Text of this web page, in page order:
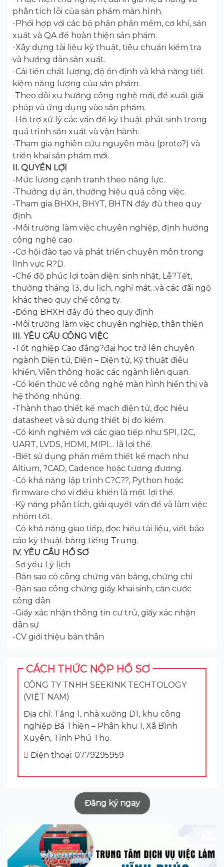
phân tích lỗi của sản phẩm màn hình.
-Phối hợp với các bộ phận phần mềm, cơ khí, sản
xuất và QA để hoàn thiện sản phẩm.
-Xây dựng tài liệu kỹ thuật, tiêu chuẩn kiểm tra
và hướng dẫn sản xuất.
-Cải tiến chất lượng, độ ổn định và khả năng tiết
kiệm năng lượng của sản phẩm.
-Theo dõi xu hướng công nghệ mới, đề xuất giải
pháp và ứng dụng vào sản phẩm.
-Hỗ trợ xử lý các vấn đề kỹ thuật phát sinh trong
quá trình sản xuất và vận hành.
-Tham gia nghiên cứu nguyên mẫu (proto?) và
triển khai sản phẩm mới.
II. QUYỀN LỢI
-Mức lương cạnh tranh theo năng lực.
-Thưởng dự án, thưởng hiệu quả công việc.
-Tham gia BHXH, BHYT, BHTN đầy đủ theo quy
định.
-Môi trường làm việc chuyên nghiệp, định hướng
công nghệ cao.
-Cơ hội đào tạo và phát triển chuyên môn trong
lĩnh vực R?D.
-Chế độ phúc lợi toàn diện: sinh nhật, Lễ?Tết,
thưởng tháng 13, du lịch, nghỉ mát...và các đãi ngộ
khác theo quy chế công ty.
-Đóng BHXH đầy đủ theo quy định
-Môi trường làm việc chuyên nghiệp, thân thiện
III. YÊU CẦU CÔNG VIỆC
-Tốt nghiệp Cao đẳng?đại học trở lên chuyên
ngành Điện tử, Điện – Điện tử, Kỹ thuật điều
khiển, Viễn thông hoặc các ngành liên quan.
-Có kiến thức về công nghệ màn hình hiển thị và
hệ thống nhúng.
-Thành thạo thiết kế mạch điện tử, đọc hiểu
datasheet và sử dụng thiết bị đo kiểm.
-Có kinh nghiệm với các giao tiếp như SPI, I2C,
UART, LVDS, HDMI, MIPI… là lợi thế.
-Biết sử dụng phần mềm thiết kế mạch như
Altium, ?CAD, Cadence hoặc tương đương.
-Có khả năng lập trình C?C??, Python hoặc
firmware cho vi điều khiển là một lợi thế.
-Kỹ năng phân tích, giải quyết vấn đề và làm việc
nhóm tốt.
-Có khả năng giao tiếp, đọc hiểu tài liệu, viết báo
cáo kỹ thuật bằng tiếng Trung.
IV. YÊU CẦU HỒ SƠ
-Sơ yếu Lý lịch
-Bản sao có công chứng văn bằng, chứng chỉ
-Bản sao công chứng giấy khai sinh, căn cước
công dân
-Giấy xác nhận thông tin cư trú, giấy xác nhận
dân sự
-CV giới thiệu bản thân
CÁCH THỨC NỘP HỒ SƠ
CÔNG TY TNHH SEEKINK TECHTOLOGY
(VIỆT NAM)
Địa chỉ: Tầng 1, nhà xưởng D1, khu công
nghiệp Bá Thiện – Phân khu 1, Xã Bình
Xuyên, Tỉnh Phú Thọ.
Điện thoại: 0779295959
Đăng ký ngay